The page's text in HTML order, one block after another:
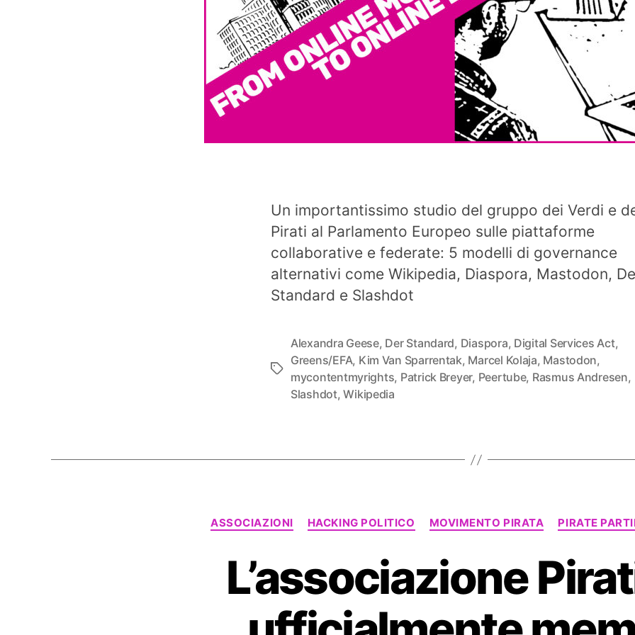
Un importantissimo studio del gruppo dei Verdi e
Pirati al Parlamento Europeo sulle piattaforme
collaborative e federate: 5 modelli di governance
alternativi come Wikipedia, Diaspora, Mastodon,
Standard e Slashdot
Tag
Alexandra Geese, Der Standard, Diaspora, Digital Services Act,
Greens/EFA, Kim Van Sparrentak, Marcel Kolaja, Mastodon,
mycontentmyrights, Patrick Breyer, Peertube, Rasmus Andresen,
Slashdot,Wikipedia
Categorie
ASSOCIAZIONI HACKING POLITICO MOVIMENTO PIRATA PIRATE
L’associazione